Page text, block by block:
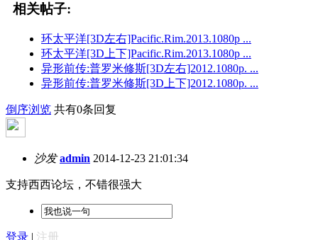
相关帖子:
环太平洋[3D左右]Pacific.Rim.2013.1080p ...
环太平洋[3D上下]Pacific.Rim.2013.1080p ...
异形前传:普罗米修斯[3D左右]2012.1080p. ...
异形前传:普罗米修斯[3D上下]2012.1080p. ...
倒序浏览 共有0条回复
沙发 admin 2014-12-23 21:01:34
支持西西论坛，不错很强大
登录 | 注册